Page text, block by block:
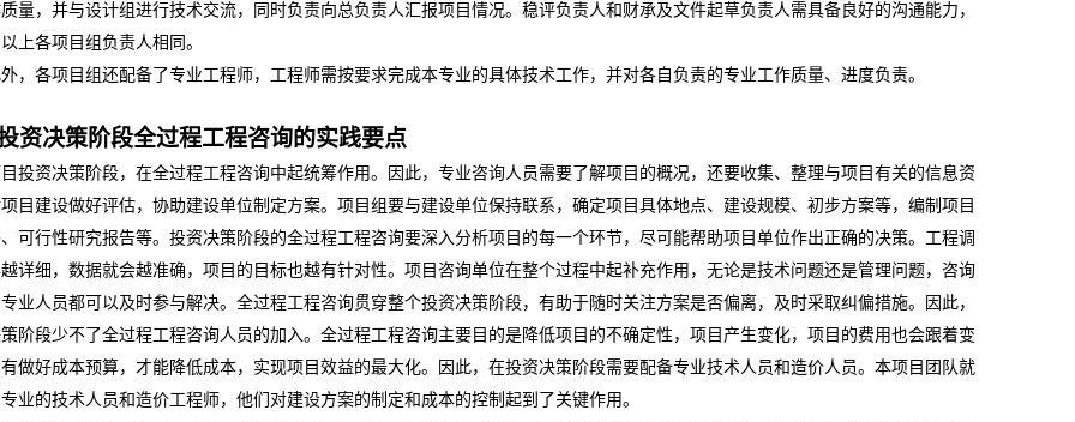
量，并与设计组进行技术交流，同时负责向总负责人汇报项目情况。稳评负责人和财承及文件起草负责人需具备良好的沟通能力，
上各项目组负责人相同。
，各项目组还配备了专业工程师，工程师需按要求完成本专业的具体技术工作，并对各自负责的专业工作质量、进度负责。
资决策阶段全过程工程咨询的实践要点
投资决策阶段，在全过程工程咨询中起统筹作用。因此，专业咨询人员需要了解项目的概况，还要收集、整理与项目有关的信息资
目建设做好评估，协助建设单位制定方案。项目组要与建设单位保持联系，确定项目具体地点、建设规模、初步方案等，编制项目
可行性研究报告等。投资决策阶段的全过程工程咨询要深入分析项目的每一个环节，尽可能帮助项目单位作出正确的决策。工程调
详细，数据就会越准确，项目的目标也越有针对性。项目咨询单位在整个过程中起补充作用，无论是技术问题还是管理问题，咨询
业人员都可以及时参与解决。全过程工程咨询贯穿整个投资决策阶段，有助于随时关注方案是否偏离，及时采取纠偏措施。因此，
阶段少不了全过程工程咨询人员的加入。全过程工程咨询主要目的是降低项目的不确定性，项目产生变化，项目的费用也会跟着变
做好成本预算，才能降低成本，实现项目效益的最大化。因此，在投资决策阶段需要配备专业技术人员和造价人员。本项目团队就
业的技术人员和造价工程师，他们对建设方案的制定和成本的控制起到了关键作用。